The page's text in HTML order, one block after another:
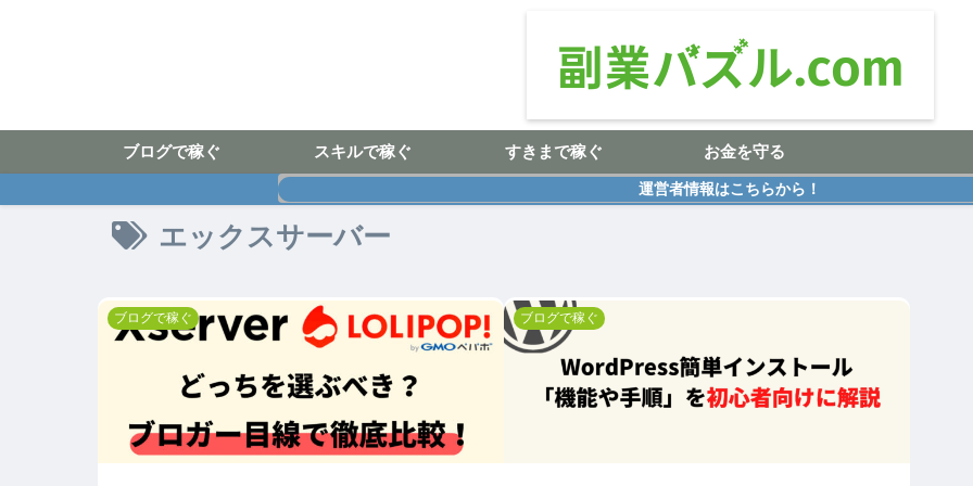
ブログで稼ぐ スキルで稼ぐ すきまで稼ぐ お金を守る
運営者情報はこちらから！
エックスサーバー
ブログで稼ぐ ブログで稼ぐ